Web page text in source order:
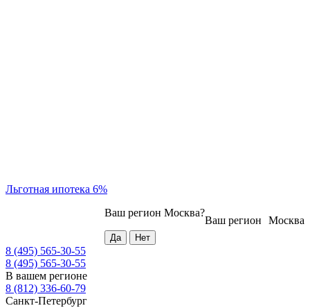
Льготная ипотека 6%
Москва
Ваш регион
Ваш регион Москва?
8 (495) 565-30-55
8 (495) 565-30-55
В вашем регионе
8 (812) 336-60-79
Санкт-Петербург